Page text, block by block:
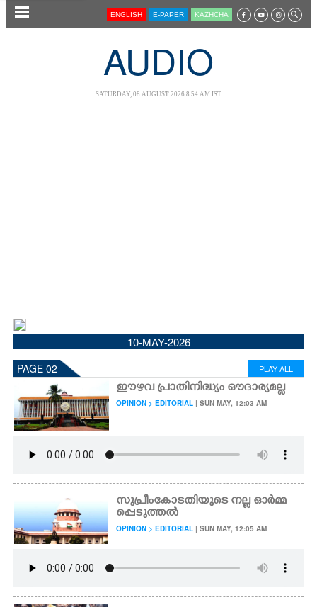
SECTIONS
CINEMA
OPINION
PHOTOS
LIFESTYLE
INFO+
ENGLISH E-PAPER KĀZHCHA
AUDIO
SATURDAY, 08 AUGUST 2026 8.54 AM IST
10-MAY-2026
PAGE 02 PLAY ALL
ഈഴവ പ്രാതിനിദ്ധ്യം ഔദാര്യമല്ല
OPINION > EDITORIAL | SUN MAY, 12:03 AM
സുപ്രീംകോടതിയുടെ നല്ല ഓർമ്മ
പ്പെടുത്തൽ
OPINION > EDITORIAL | SUN MAY, 12:05 AM